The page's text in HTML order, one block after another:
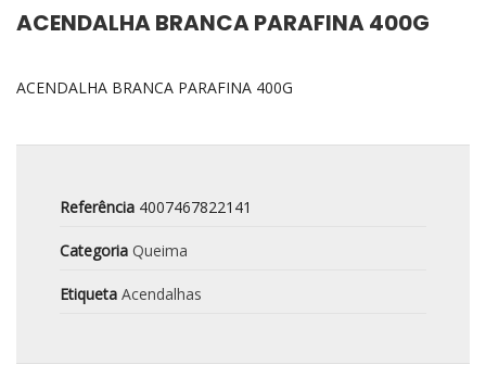
ACENDALHA BRANCA PARAFINA 400G
ACENDALHA BRANCA PARAFINA 400G
Referência 4007467822141
Categoria Queima
Etiqueta Acendalhas